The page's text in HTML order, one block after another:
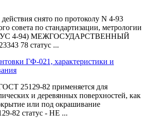
снято по протоколу N 4-93
совета по стандартизации, метрологии
4-94) МЕЖГОСУДАРСТВЕННЫЙ
78 статус ...
ГФ-021, характеристики и
25129-82 применяется для
и деревянных поверхностей, как
или под окрашивание
82 статус - НЕ ...